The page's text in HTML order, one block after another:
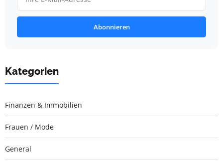
Abonnieren
Kategorien
Finanzen & Immobilien
Frauen / Mode
General